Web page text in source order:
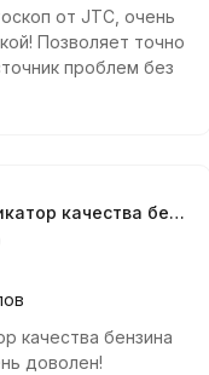
от JTC, очень
Позволяет точно
проблем без
а возможность
Индикатор качества бензина ОКТИС-2
качества бензина
доволен!